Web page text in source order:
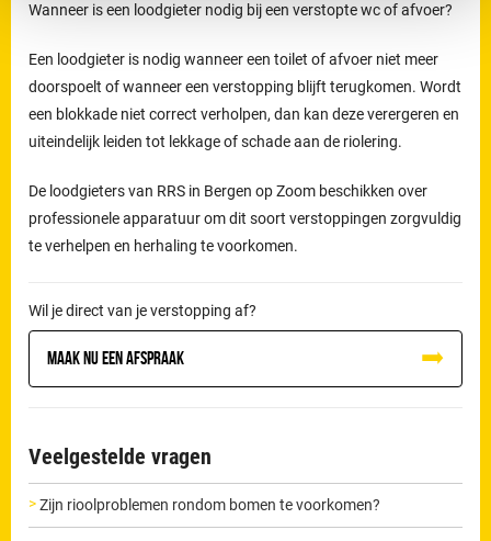
Wanneer is een loodgieter nodig bij een verstopte wc of afvoer?
Een loodgieter is nodig wanneer een toilet of afvoer niet meer
doorspoelt of wanneer een verstopping blijft terugkomen. Wordt
een blokkade niet correct verholpen, dan kan deze verergeren en
uiteindelijk leiden tot lekkage of schade aan de riolering.
De loodgieters van RRS in Bergen op Zoom beschikken over
professionele apparatuur om dit soort verstoppingen zorgvuldig
te verhelpen en herhaling te voorkomen.
Wil je direct van je verstopping af?
Maak nu een afspraak
Veelgestelde vragen
Zijn rioolproblemen rondom bomen te voorkomen?